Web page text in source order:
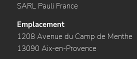
SARL Pauli France
Emplacement
1208 Avenue du Camp de Menthe
13090 Aix-en-Provence